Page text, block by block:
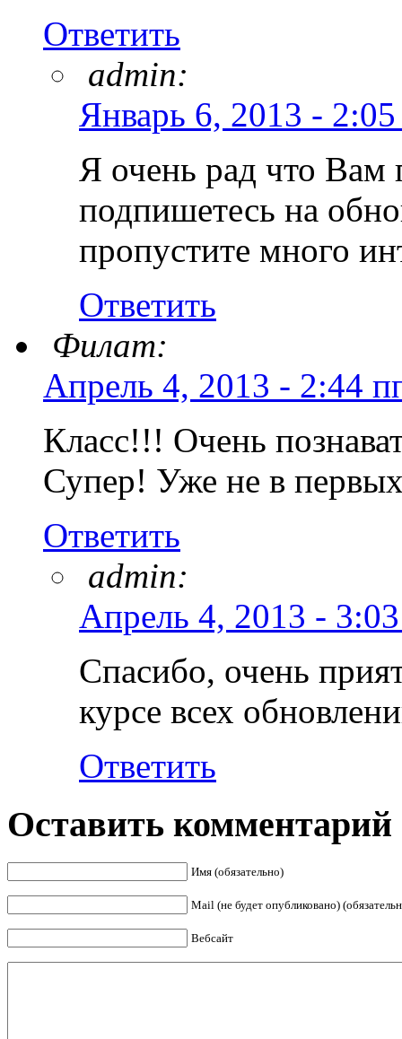
Ответить
admin:
Январь 6, 2013 -
Я очень рад что Вам
подпишетесь на
пропустите много
Ответить
Филат:
Апрель 4, 2013 - 2:44
Класс!!! Очень
Супер! Уже не в
Ответить
admin:
Апрель 4, 2013 -
Спасибо, очень
курсе всех
Ответить
Оставить комментарий
Имя (обязательно)
Mail (не будет опубликовано)
Вебсайт